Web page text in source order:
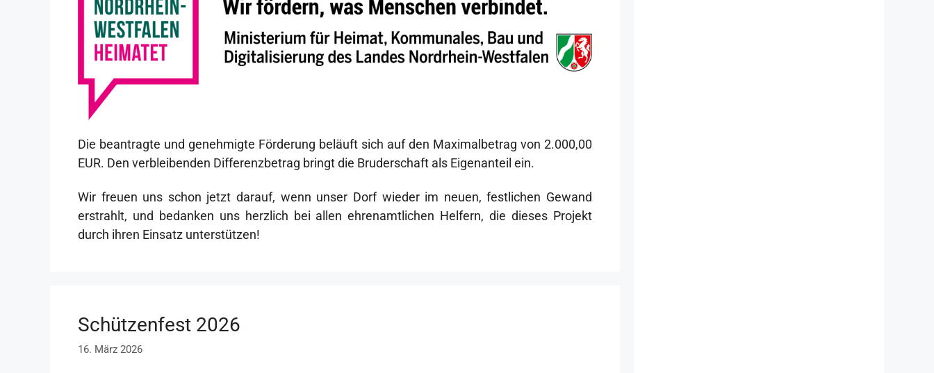
Die beantragte und genehmigte Förderung beläuft sich auf den Maximalbetrag von 2.000,00
EUR. Den verbleibenden Differenzbetrag bringt die Bruderschaft als Eigenanteil ein.
Wir freuen uns schon jetzt darauf, wenn unser Dorf wieder im neuen, festlichen Gewand
erstrahlt, und bedanken uns herzlich bei allen ehrenamtlichen Helfern, die dieses Projekt
durch ihren Einsatz unterstützen!
Schützenfest 2026
16. März 2026